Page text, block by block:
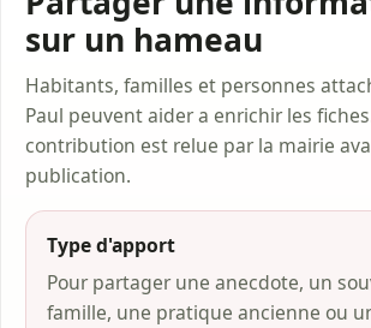
sur un hameau
Habitants, familles et personnes
Paul peuvent aider a enrichir les
contribution est relue par la mairie
publication.
Type d'apport
Pour partager une anecdote, un
famille, une pratique ancienne ou